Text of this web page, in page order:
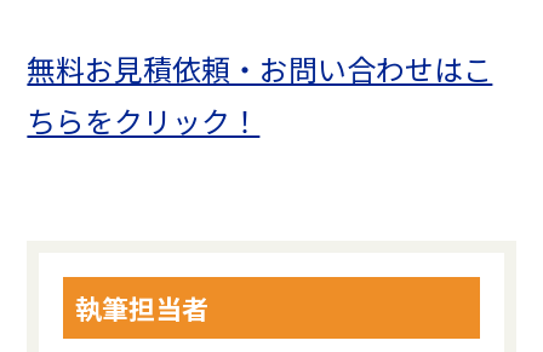
無料お見積依頼・お問い合わせはこ
ちらをクリック！
執筆担当者